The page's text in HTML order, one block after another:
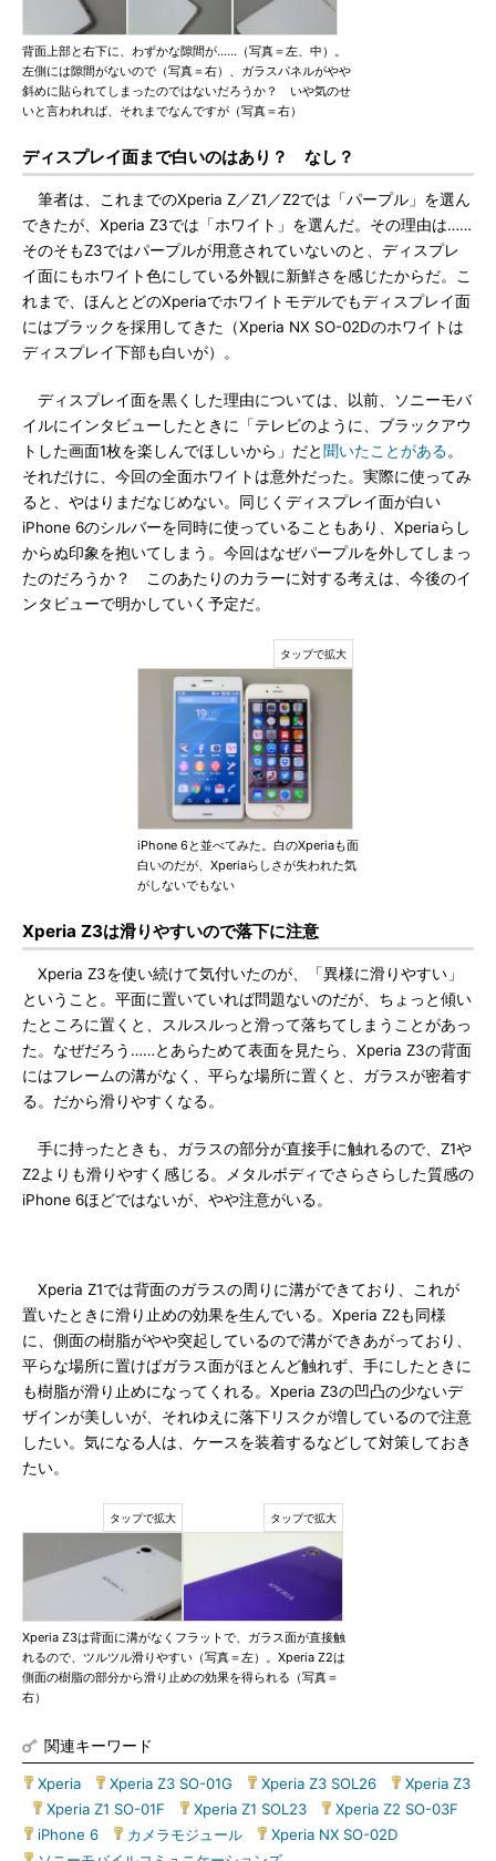
背面上部と右下に、わずかな隙間が……（写真＝左、中）。
左側には隙間がないので（写真＝右）、ガラスパネルがやや
斜めに貼られてしまったのではないだろうか？ いや気のせ
いと言われれば、それまでなんですが（写真＝右）
ディスプレイ面まで白いのはあり？ なし？
筆者は、これまでのXperia Z／Z1／Z2では「パープル」を選ん
できたが、Xperia Z3では「ホワイト」を選んだ。その理由は……
そのそもZ3ではパープルが用意されていないのと、ディスプレ
イ面にもホワイト色にしている外観に新鮮さを感じたからだ。こ
れまで、ほんとどのXperiaでホワイトモデルでもディスプレイ面
にはブラックを採用してきた（Xperia NX SO-02Dのホワイトは
ディスプレイ下部も白いが）。
ディスプレイ面を黒くした理由については、以前、ソニーモバ
イルにインタビューしたときに「テレビのように、ブラックアウ
トした画面1枚を楽しんでほしいから」だと 聞いたことがある。
それだけに、今回の全面ホワイトは意外だった。実際に使ってみ
ると、やはりまだなじめない。同じくディスプレイ面が白い
iPhone 6のシルバーを同時に使っていることもあり、Xperiaらし
からぬ印象を抱いてしまう。今回はなぜパープルを外してしまっ
たのだろうか？ このあたりのカラーに対する考えは、今後のイ
ンタビューで明かしていく予定だ。
iPhone 6と並べてみた。白のXperiaも面
白いのだが、Xperiaらしさが失われた気
がしないでもない
Xperia Z3は滑りやすいので落下に注意
Xperia Z3を使い続けて気付いたのが、「異様に滑りやすい」
ということ。平面に置いていれば問題ないのだが、ちょっと傾い
たところに置くと、スルスルっと滑って落ちてしまうことがあっ
た。なぜだろう……とあらためて表面を見たら、Xperia Z3の背面
にはフレームの溝がなく、平らな場所に置くと、ガラスが密着す
る。だから滑りやすくなる。
手に持ったときも、ガラスの部分が直接手に触れるので、Z1や
Z2よりも滑りやすく感じる。メタルボディでさらさらした質感の
iPhone 6ほどではないが、やや注意がいる。
Xperia Z1では背面のガラスの周りに溝ができており、これが
置いたときに滑り止めの効果を生んでいる。Xperia Z2も同様
に、側面の樹脂がやや突起しているので溝ができあがっており、
平らな場所に置けばガラス面がほとんど触れず、手にしたときに
も樹脂が滑り止めになってくれる。Xperia Z3の凹凸の少ないデ
ザインが美しいが、それゆえに落下リスクが増しているので注意
したい。気になる人は、ケースを装着するなどして対策しておき
たい。
Xperia Z3は背面に溝がなくフラットで、ガラス面が直接触
れるので、ツルツル滑りやすい（写真＝左）。Xperia Z2は
側面の樹脂の部分から滑り止めの効果を得られる（写真＝
右）
関連キーワード
Xperia Xperia Z3 SO-01G Xperia Z3 SOL26
Xperia Z3
Xperia Z1 SO-01F Xperia Z1 SOL23 Xperia Z2 SO-03F
iPhone 6
カメラモジュール Xperia NX SO-02D